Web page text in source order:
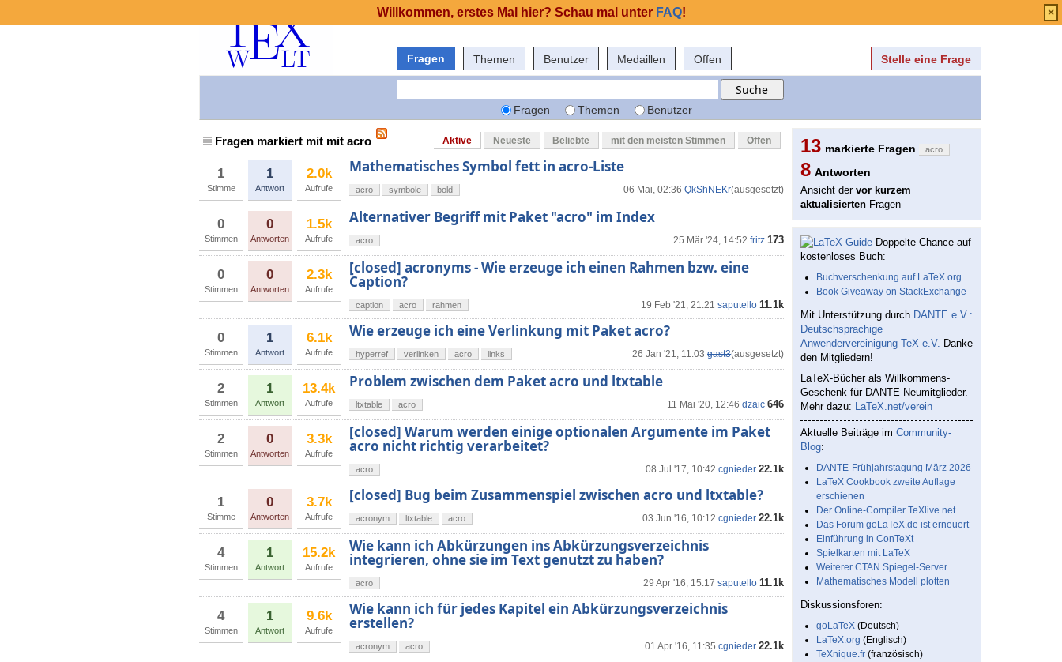
Fragen Themen Benutzer Medaillen Offen Stelle eine Frage
Fragen Themen Benutzer
Fragen markiert mit mit acro Aktive Neueste Beliebte mit den meisten Stimmen Offen
1
Stimme
1
Antwort
2.0k
Aufrufe
Mathematisches Symbol fett in acro-Liste
06 Mai, 02:36 QkShNEKr(ausgesetzt)
acro symbole bold
0
Stimmen
0
Antworten
1.5k
Aufrufe
Alternativer Begriff mit Paket "acro" im Index
25 Mär '24, 14:52 fritz 173
acro
0
Stimmen
0
Antworten
2.3k
Aufrufe
[closed] acronyms - Wie erzeuge ich einen Rahmen bzw. eine
Caption?
19 Feb '21, 21:21 saputello 11.1k
caption acro rahmen
0
Stimmen
1
Antwort
6.1k
Aufrufe
Wie erzeuge ich eine Verlinkung mit Paket acro?
26 Jan '21, 11:03 gast3(ausgesetzt)
hyperref verlinken acro links
2
Stimmen
1
Antwort
13.4k
Aufrufe
Problem zwischen dem Paket acro und ltxtable
11 Mai '20, 12:46 dzaic 646
ltxtable acro
2
Stimmen
0
Antworten
3.3k
Aufrufe
[closed] Warum werden einige optionalen Argumente im Paket
acro nicht richtig verarbeitet?
08 Jul '17, 10:42 cgnieder 22.1k
acro
1
Stimme
0
Antworten
3.7k
Aufrufe
[closed] Bug beim Zusammenspiel zwischen acro und ltxtable?
03 Jun '16, 10:12 cgnieder 22.1k
acronym ltxtable acro
4
Stimmen
1
Antwort
15.2k
Aufrufe
Wie kann ich Abkürzungen ins Abkürzungsverzeichnis
integrieren, ohne sie im Text genutzt zu haben?
29 Apr '16, 15:17 saputello 11.1k
acro
4
Stimmen
1
Antwort
9.6k
Aufrufe
Wie kann ich für jedes Kapitel ein Abkürzungsverzeichnis
erstellen?
01 Apr '16, 11:35 cgnieder 22.1k
acronym acro
13 markierte Fragen acro
8 Antworten
Ansicht der vor kurzem
aktualisierten Fragen
Doppelte Chance auf
kostenloses Buch:
Buchverschenkung auf LaTeX.org
Book Giveaway on StackExchange
Mit Unterstützung durch DANTE e.V.:
Deutschsprachige
Anwendervereinigung TeX e.V. Danke
den Mitgliedern!
LaTeX-Bücher als Willkommens-
Geschenk für DANTE Neumitglieder.
Mehr dazu: LaTeX.net/verein
Aktuelle Beiträge im Community-
Blog:
DANTE-Frühjahrstagung März 2026
LaTeX Cookbook zweite Auflage
erschienen
Der Online-Compiler TeXlive.net
Das Forum goLaTeX.de ist erneuert
Einführung in ConTeXt
Spielkarten mit LaTeX
Weiterer CTAN Spiegel-Server
Mathematisches Modell plotten
Diskussionsforen:
goLaTeX (Deutsch)
LaTeX.org (Englisch)
TeXnique.fr (französisch)
Willkommen, erstes Mal hier? Schau mal unter FAQ! ×